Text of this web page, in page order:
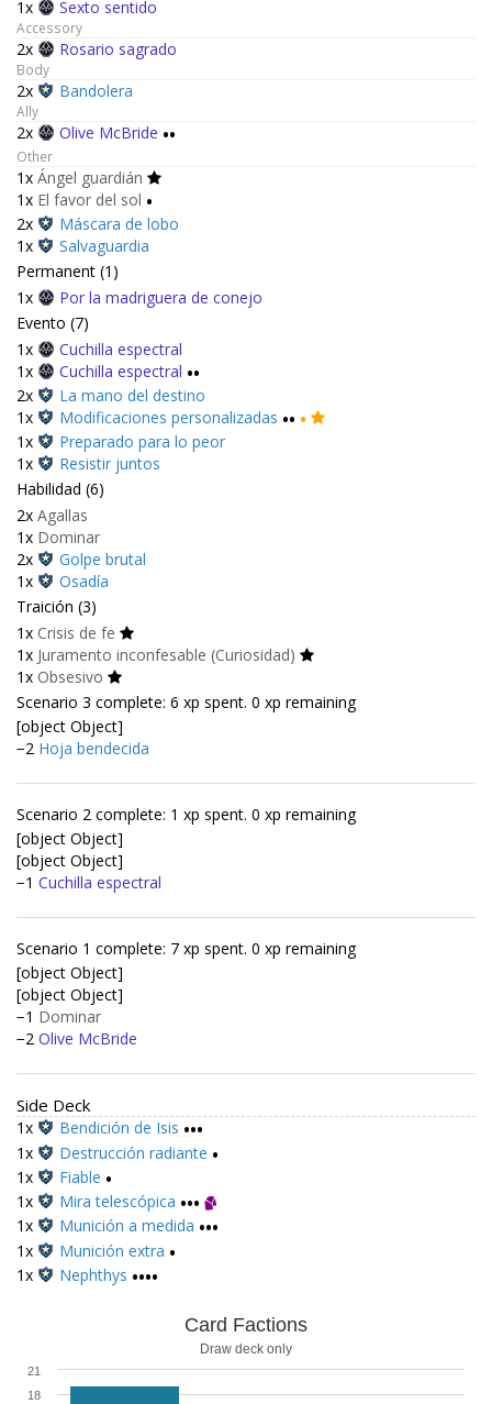
1x
Sexto sentido
Accessory
2x Rosario sagrado
Body
2x Bandolera
Ally
2x Olive McBride ••
Other
1x Ángel guardián
1x El favor del sol •
2x
Máscara de lobo
1x
Salvaguardia
Permanent (1)
1x
Por la madriguera de conejo
Evento (7)
1x
Cuchilla espectral
1x
Cuchilla espectral ••
2x
La mano del destino
1x
Modificaciones personalizadas •• •
1x
Preparado para lo peor
1x
Resistir juntos
Habilidad (6)
2x Agallas
1x Dominar
2x
Golpe brutal
1x
Osadía
Traición (3)
1x Crisis de fe
1x Juramento inconfesable (Curiosidad)
1x Obsesivo
Scenario 3 complete: 6 xp spent. 0 xp remaining
[object Object]
−2 Hoja bendecida
Scenario 2 complete: 1 xp spent. 0 xp remaining
[object Object]
[object Object]
−1 Cuchilla espectral
Scenario 1 complete: 7 xp spent. 0 xp remaining
[object Object]
[object Object]
−1 Dominar
−2 Olive McBride
Side Deck
1x Bendición de Isis •••
1x Destrucción radiante •
1x Fiable •
1x Mira telescópica •••
1x Munición a medida •••
1x Munición extra •
1x Nephthys ••••
Card Factions
Draw deck only
18
21